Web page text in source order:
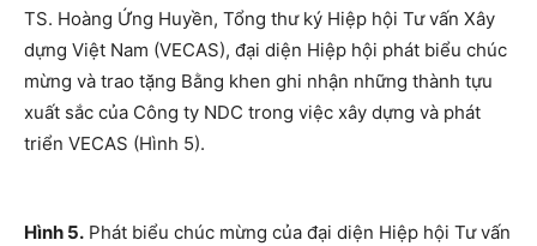
TS. Hoàng Ứng Huyền, Tổng thư ký Hiệp hội Tư vấn Xây
dựng Việt Nam (VECAS), đại diện Hiệp hội phát biểu chúc
mừng và trao tặng Bằng khen ghi nhận những thành tựu
xuất sắc của Công ty NDC trong việc xây dựng và phát
triển VECAS (Hình 5).
Hình 5. Phát biểu chúc mừng của đại diện Hiệp hội Tư vấn